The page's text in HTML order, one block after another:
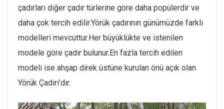
çadırları diğer çadır türlerine göre daha popülerdir ve
daha çok tercih edilir.Yörük çadırının günümüzde farklı
modelleri mevcuttur.Her büyüklükte ve istenilen
modele göre çadır bulunur.En fazla tercih edilen
modeli ise ahşap direk üstüne kurulan önü açık olan
Yörük Çadırı’dır.